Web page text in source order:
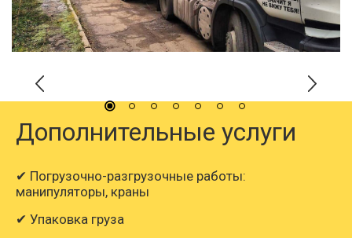
Дополнительные услуги
✔ Погрузочно-разгрузочные работы:
манипуляторы, краны
✔ Упаковка груза